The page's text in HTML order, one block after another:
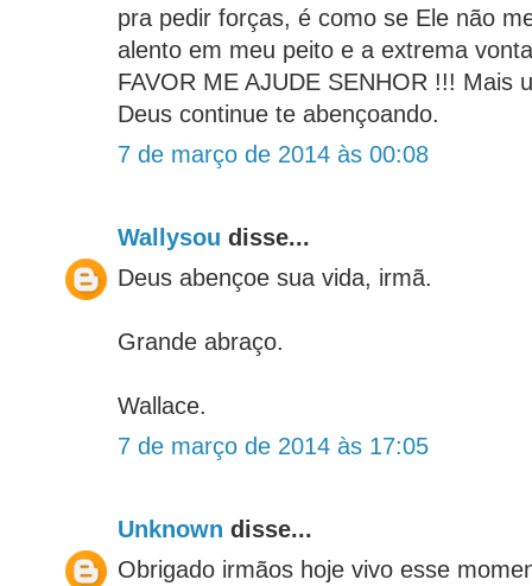
pra pedir forças, é como se Ele não
alento em meu peito e a extrema
FAVOR ME AJUDE SENHOR !!! Mais
Deus continue te abençoando.
7 de março de 2014 às 00:08
Wallysou disse...
Deus abençoe sua vida, irmã.
Grande abraço.
Wallace.
7 de março de 2014 às 17:05
Unknown disse...
Obrigado irmãos hoje vivo esse